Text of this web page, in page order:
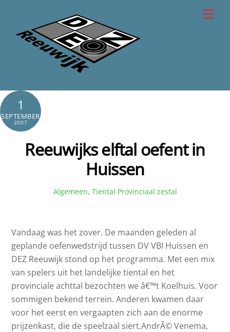
content
1
SEPTEMBER
2007
Reeuwijks elftal oefent in
Huissen
Algemeen, Tiental Provinciaal zestal
Vandaag was het zover. De maanden geleden al
geplande oefenwedstrijd tussen DV VBI Huissen en
DEZ Reeuwijk stond op het programma. Met een mix
van spelers uit het landelijke tiental en het
provinciale achttal bezochten we â€™t Koelhuis. Voor
sommigen bekend terrein. Anderen kwamen daar
voor het eerst en vergaapten zich aan de enorme
prijzenkast, die de speelzaal siert.AndrÃ© Venema,